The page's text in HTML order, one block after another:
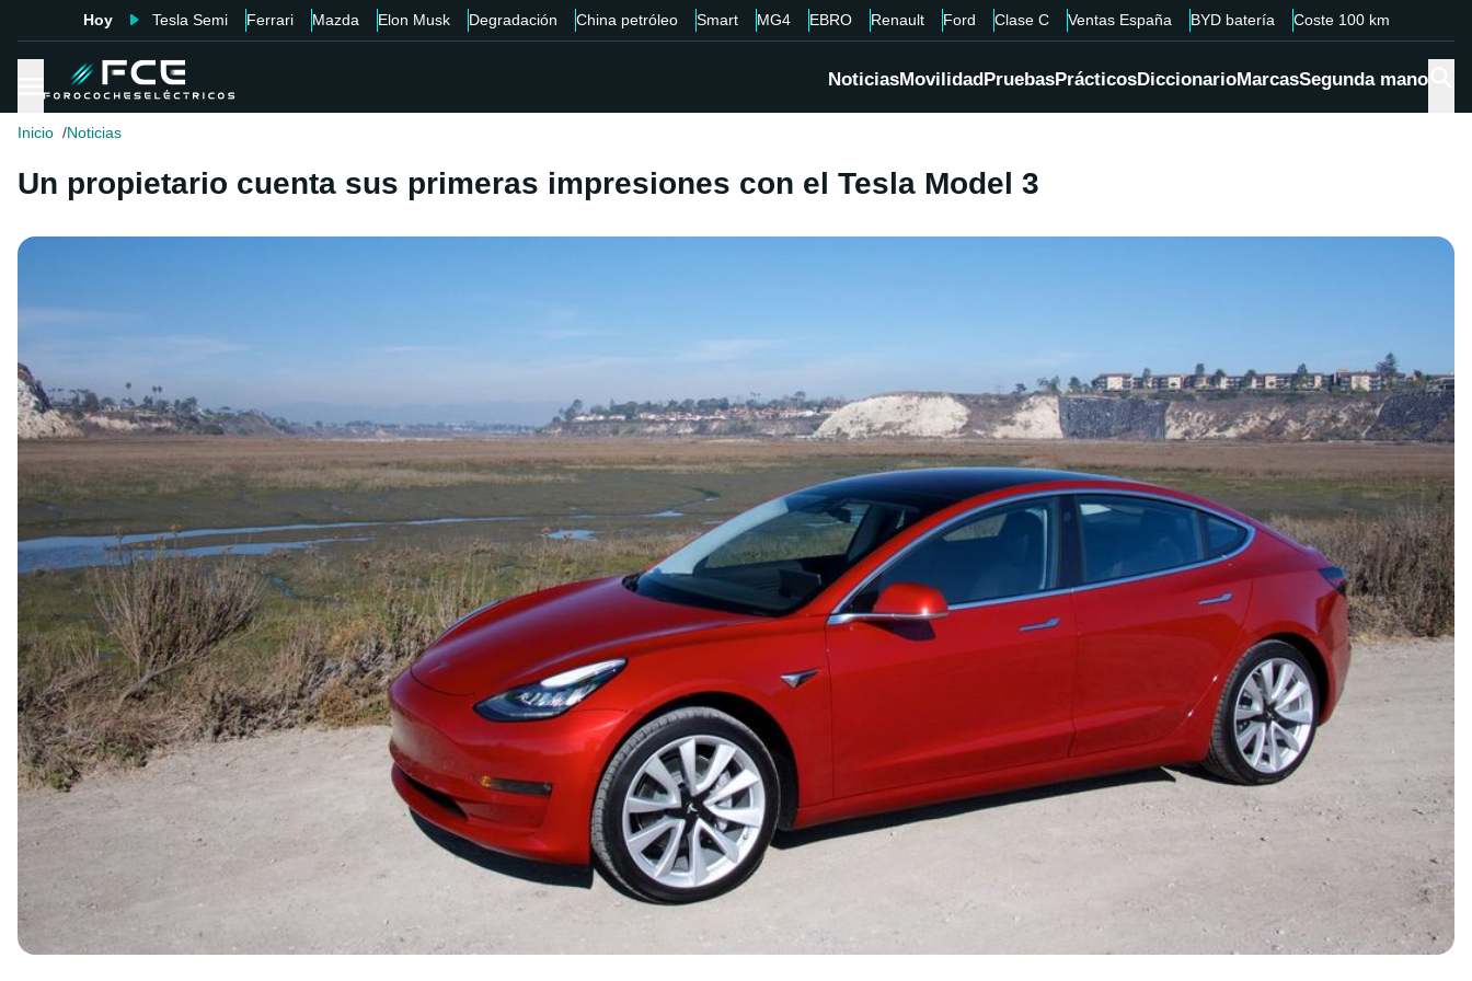
Hoy Tesla Semi Ferrari Mazda Elon Musk Degradación China petróleo Smart MG4 EBRO Renault Ford Clase C Ventas España BYD batería Coste 100 km
NoticiasMovilidadPruebasPrácticosDiccionarioMarcasSegunda mano
Inicio Noticias
Un propietario cuenta sus primeras impresiones con el Tesla Model 3